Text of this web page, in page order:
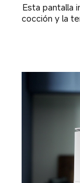
Esta pantalla
cocción y la